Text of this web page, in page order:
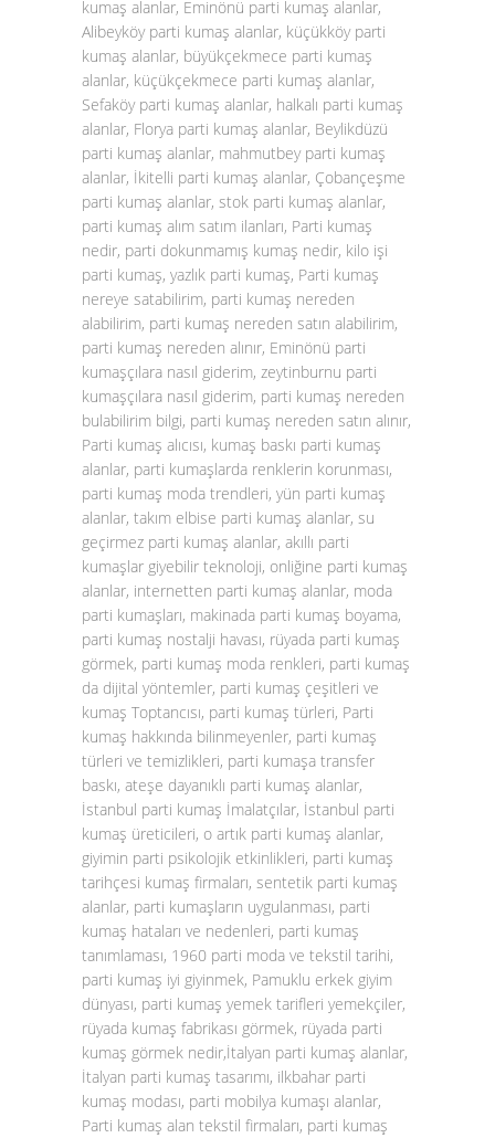
kumaş alanlar, Eminönü parti kumaş alanlar,
Alibeyköy parti kumaş alanlar, küçükköy parti
kumaş alanlar, büyükçekmece parti kumaş
alanlar, küçükçekmece parti kumaş alanlar,
Sefaköy parti kumaş alanlar, halkalı parti kumaş
alanlar, Florya parti kumaş alanlar, Beylikdüzü
parti kumaş alanlar, mahmutbey parti kumaş
alanlar, İkitelli parti kumaş alanlar, Çobançeşme
parti kumaş alanlar, stok parti kumaş alanlar,
parti kumaş alım satım ilanları, Parti kumaş
nedir, parti dokunmamış kumaş nedir, kilo işi
parti kumaş, yazlık parti kumaş, Parti kumaş
nereye satabilirim, parti kumaş nereden
alabilirim, parti kumaş nereden satın alabilirim,
parti kumaş nereden alınır, Eminönü parti
kumaşçılara nasıl giderim, zeytinburnu parti
kumaşçılara nasıl giderim, parti kumaş nereden
bulabilirim bilgi, parti kumaş nereden satın alınır,
Parti kumaş alıcısı, kumaş baskı parti kumaş
alanlar, parti kumaşlarda renklerin korunması,
parti kumaş moda trendleri, yün parti kumaş
alanlar, takım elbise parti kumaş alanlar, su
geçirmez parti kumaş alanlar, akıllı parti
kumaşlar giyebilir teknoloji, onliğine parti kumaş
alanlar, internetten parti kumaş alanlar, moda
parti kumaşları, makinada parti kumaş boyama,
parti kumaş nostalji havası, rüyada parti kumaş
görmek, parti kumaş moda renkleri, parti kumaş
da dijital yöntemler, parti kumaş çeşitleri ve
kumaş Toptancısı, parti kumaş türleri, Parti
kumaş hakkında bilinmeyenler, parti kumaş
türleri ve temizlikleri, parti kumaşa transfer
baskı, ateşe dayanıklı parti kumaş alanlar,
İstanbul parti kumaş İmalatçılar, İstanbul parti
kumaş üreticileri, o artık parti kumaş alanlar,
giyimin parti psikolojik etkinlikleri, parti kumaş
tarihçesi kumaş firmaları, sentetik parti kumaş
alanlar, parti kumaşların uygulanması, parti
kumaş hataları ve nedenleri, parti kumaş
tanımlaması, 1960 parti moda ve tekstil tarihi,
parti kumaş iyi giyinmek, Pamuklu erkek giyim
dünyası, parti kumaş yemek tarifleri yemekçiler,
rüyada kumaş fabrikası görmek, rüyada parti
kumaş görmek nedir,İtalyan parti kumaş alanlar,
İtalyan parti kumaş tasarımı, ilkbahar parti
kumaş modası, parti mobilya kumaşı alanlar,
Parti kumaş alan tekstil firmaları, parti kumaş